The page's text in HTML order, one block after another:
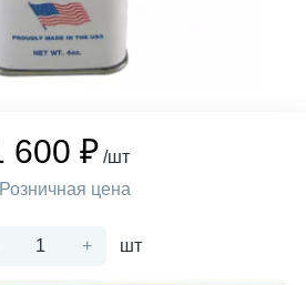
600 ₽ /шт
Розничная цена
+ шт